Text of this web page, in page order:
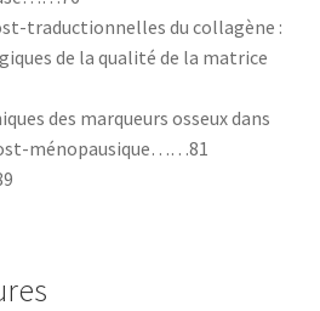
traductionnelles du collagène :
de la qualité de la matrice
des marqueurs osseux dans
ménopausique……81